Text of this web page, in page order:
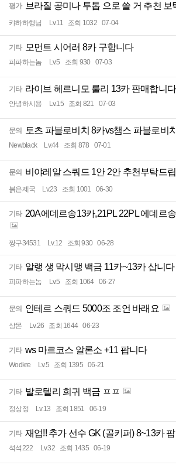
평가 브라질 공미나 투톱 으로 쓸 거 추천 보
캬하하행님 Lv.11 조회 1032 07-04
기타 모먼트 시어러 8카 구합니다
피파하는놈 Lv.5 조회 930 07-03
기타 라이브 헤르니모 룰리 13카 판매합니다
안녕하시용 Lv.15 조회 821 07-03
문의 토츠 파블로비치 8카vs챔스 파블로비
Newblack Lv.44 조회 878 07-01
문의 비야레알 스쿼드 1안 2안 추천부탁드
붉은제국 Lv.23 조회 1001 06-30
기타 20A에데르송13카,21PL 22PL 에데르
짱구34531 Lv.12 조회 930 06-28
기타 알랭 생 막시맹 백금 11카~13카 삽니다
피파하는놈 Lv.5 조회 1064 06-27
문의 인테르 스쿼드 5000조 조언 바래요
상몬 Lv.26 조회 1644 06-23
기타 ws 마르코스 알론소 +11 팝니다
Wodkre Lv.5 조회 1395 06-21
기타 발로텔리 희귀 백금 ㅍㅍ
정상정 Lv.13 조회 1851 06-19
기타 재업!! 추가 선수 GK (골키퍼) 8~13카
석석222 Lv.32 조회 1435 06-19